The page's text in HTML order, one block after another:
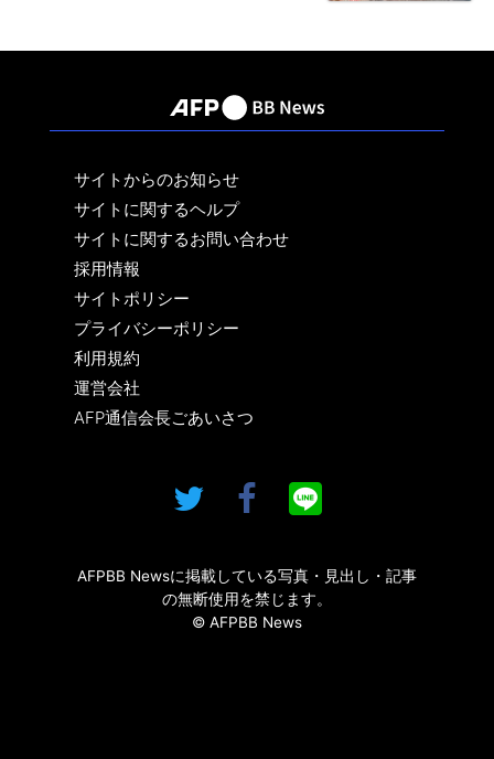
サイトからのお知らせ
サイトに関するヘルプ
サイトに関するお問い合わせ
採用情報
サイトポリシー
プライバシーポリシー
利用規約
運営会社
AFP通信会長ごあいさつ
AFPBB Newsに掲載している写真・見出し・記事
の無断使用を禁じます。
© AFPBB News